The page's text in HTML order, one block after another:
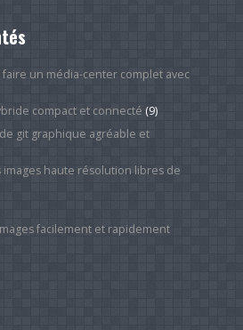
faire un média-center complet avec
compact et connecté (9)
git graphique agréable et
haute résolution libres de
facilement et rapidement